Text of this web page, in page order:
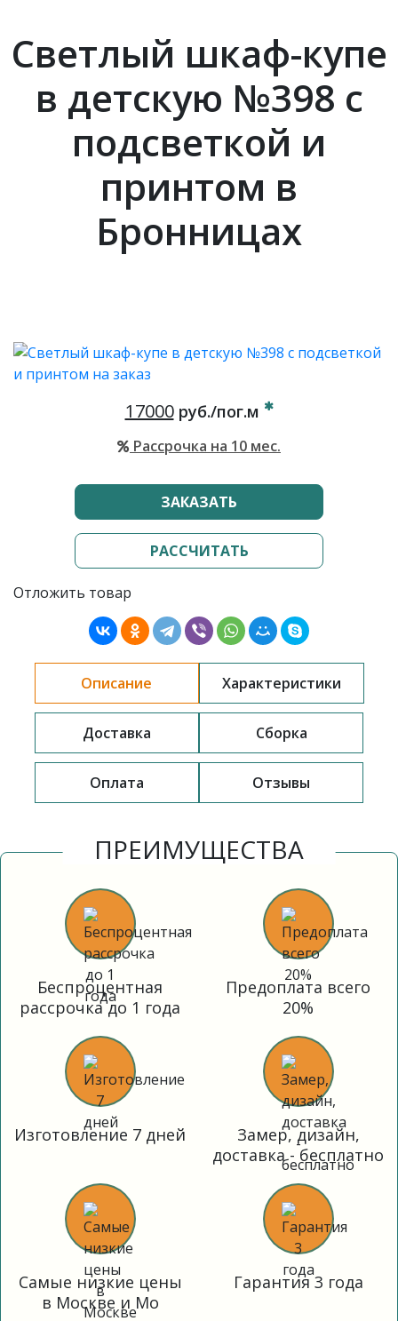
Светлый шкаф-купе
в детскую №398 с
подсветкой и
принтом в
Бронницах
17000руб./пог.м
Рассрочка на 10 мес.
ЗАКАЗАТЬ
РАССЧИТАТЬ
Отложить товар
Описание Характеристики
Доставка Сборка
Оплата Отзывы
ПРЕИМУЩЕСТВА
Беспроцентная
рассрочка до 1 года
Предоплата всего
20%
Изготовление 7 дней
Замер, дизайн,
доставка - бесплатно
Самые низкие цены
в Москве и Мо
Гарантия 3 года